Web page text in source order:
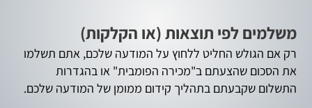
משלמים לפי תוצאות (או הקלקות)
רק אם הגולש החליט ללחוץ על המודעה שלכם, אתם תשלמו
את הסכום שהצעתם ב"מכירה הפומבית" או בהגדרות
התשלום שקבעתם בתהליך קידום ממומן של המודעה שלכם.